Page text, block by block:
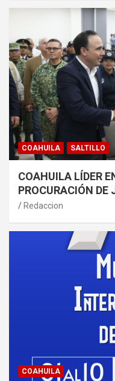
COAHUILA SALTILLO
COAHUILA LÍDER
PROCURACIÓN DE
Redaccion
COAHUILA